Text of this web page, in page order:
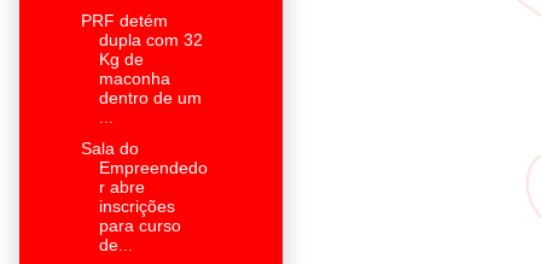
PRF detém
dupla com 32
Kg de
maconha
dentro de um
Sala do
Empreendedo
r abre
inscrições
para curso
de...